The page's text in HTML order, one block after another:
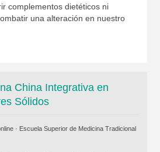
complementos dietéticos ni
una alteración en nuestro
China Integrativa en
Sólidos
· Escuela Superior de Medicina Tradicional